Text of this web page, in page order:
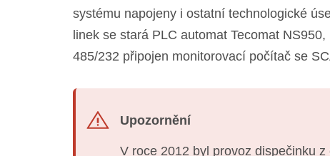
systému napojeny i ostatní technologické
linek se stará PLC automat Tecomat
485/232 připojen monitorovací počítač se
Upozornění
V roce 2012 byl provoz dispečinku